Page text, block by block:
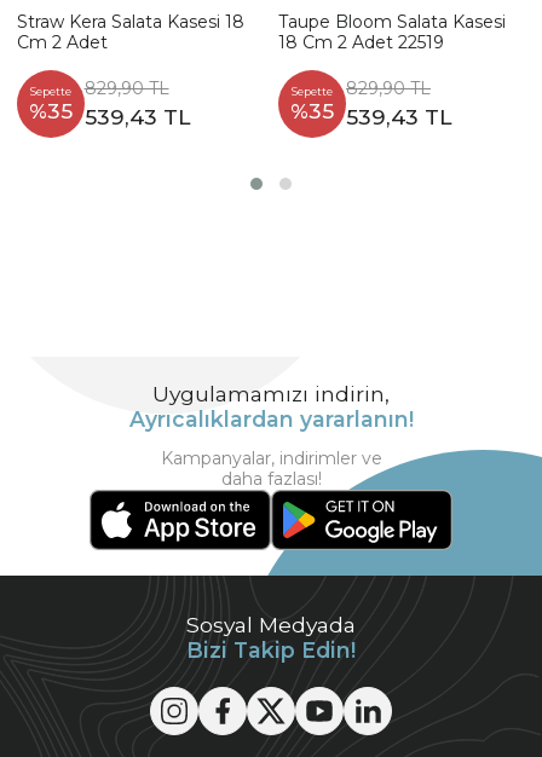
Straw Kera Salata Kasesi 18
Cm 2 Adet
Sepette
%35
829,90 TL
539,43 TL
Taupe Bloom Salata Kasesi
18 Cm 2 Adet 22519
Sepette
%35
829,90 TL
539,43 TL
Sosyal Medyada
Bizi Takip Edin!
Uygulamamızı indirin,
Ayrıcalıklardan yararlanın!
Kampanyalar, indirimler ve
daha fazlası!